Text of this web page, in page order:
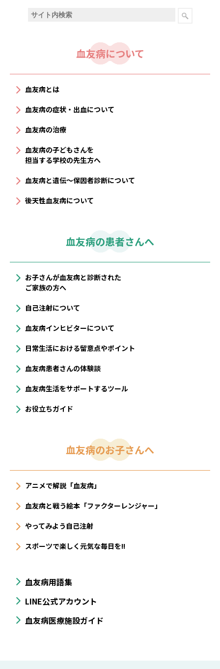
血友病について
血友病とは
血友病の症状・出血について
血友病の治療
血友病の子どもさんを
担当する学校の先生方へ
血友病と遺伝〜保因者診断について
後天性血友病について
血友病の患者さんへ
お子さんが血友病と診断された
ご家族の方へ
自己注射について
血友病インヒビターについて
⽇常⽣活における留意点やポイント
血友病患者さんの体験談
血友病生活をサポートするツール
お役立ちガイド
血友病のお子さんへ
アニメで解説「血友病」
血友病と戦う絵本「ファクターレンジャー」
やってみよう自己注射
スポーツで楽しく元気な毎日を!!
血友病用語集
LINE公式アカウント
血友病医療施設ガイド